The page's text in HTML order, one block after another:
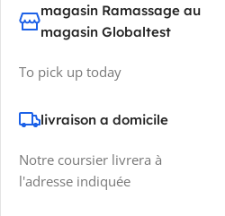
magasin Ramassage au
magasin Globaltest
To pick up today
livraison a domicile
Notre coursier livrera à
l'adresse indiquée